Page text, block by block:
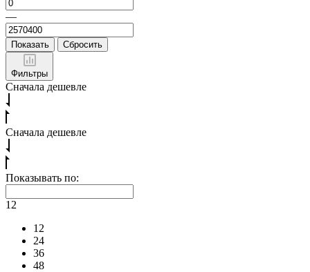
—
Показать Сбросить
Фильтры
Сначала дешевле
Сначала дешевле
Показывать по:
12
12
24
36
48